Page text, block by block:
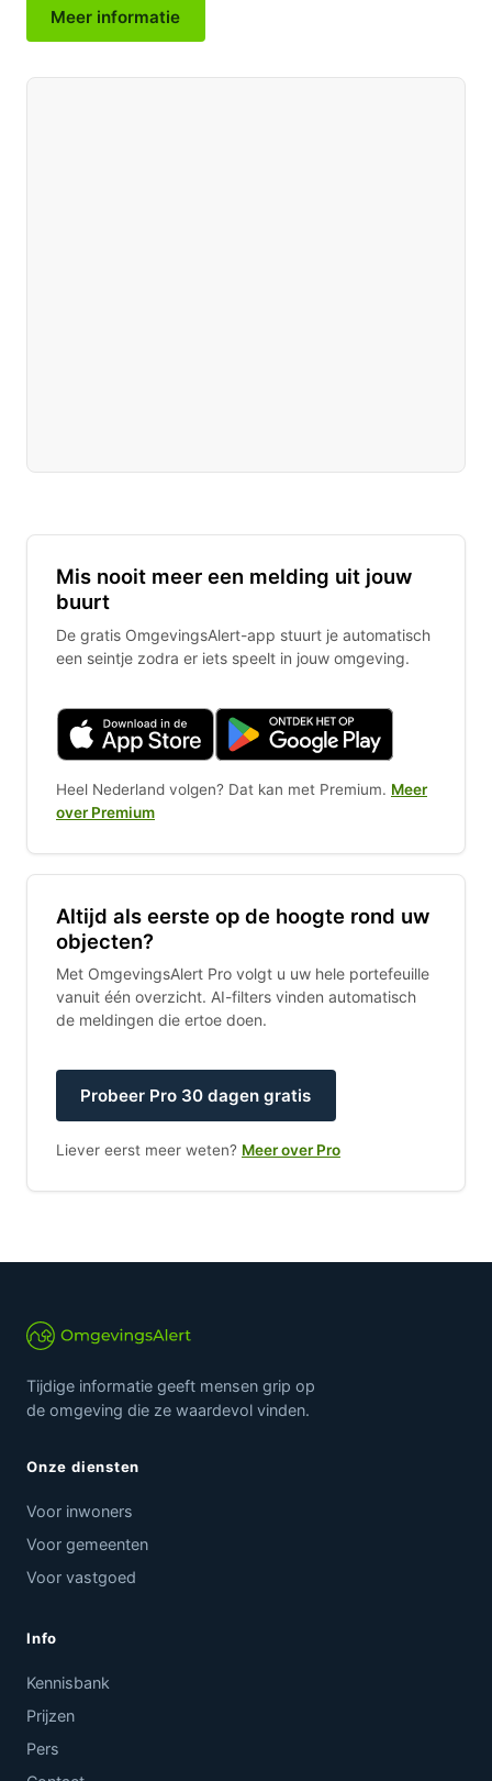
Meer informatie
Mis nooit meer een melding uit jouw
buurt
De gratis OmgevingsAlert-app stuurt je automatisch
een seintje zodra er iets speelt in jouw omgeving.
Heel Nederland volgen? Dat kan met Premium. Meer
over Premium
Altijd als eerste op de hoogte rond uw
objecten?
Met OmgevingsAlert Pro volgt u uw hele portefeuille
vanuit één overzicht. AI-filters vinden automatisch
de meldingen die ertoe doen.
Probeer Pro 30 dagen gratis
Liever eerst meer weten? Meer over Pro
Tijdige informatie geeft mensen grip op
de omgeving die ze waardevol vinden.
Onze diensten
Voor inwoners
Voor gemeenten
Voor vastgoed
Info
Kennisbank
Prijzen
Pers